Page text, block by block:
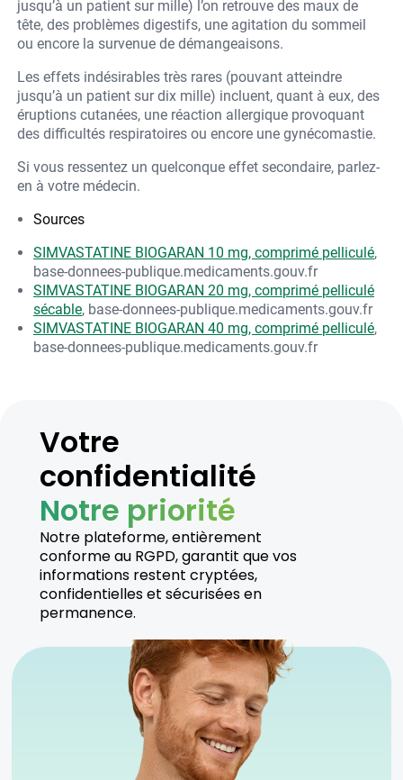
jusqu’à un patient sur mille) l’on retrouve des maux de
tête, des problèmes digestifs, une agitation du sommeil
ou encore la survenue de démangeaisons.
Les effets indésirables très rares (pouvant atteindre
jusqu’à un patient sur dix mille) incluent, quant à eux, des
éruptions cutanées, une réaction allergique provoquant
des difficultés respiratoires ou encore une gynécomastie.
Si vous ressentez un quelconque effet secondaire, parlez-
en à votre médecin.
Sources
SIMVASTATINE BIOGARAN 10 mg, comprimé pelliculé,
base-donnees-publique.medicaments.gouv.fr
SIMVASTATINE BIOGARAN 20 mg, comprimé pelliculé
sécable, base-donnees-publique.medicaments.gouv.fr
SIMVASTATINE BIOGARAN 40 mg, comprimé pelliculé,
base-donnees-publique.medicaments.gouv.fr
Votre
confidentialité
Notre priorité
Notre plateforme, entièrement
conforme au RGPD, garantit que vos
informations restent cryptées,
confidentielles et sécurisées en
permanence.